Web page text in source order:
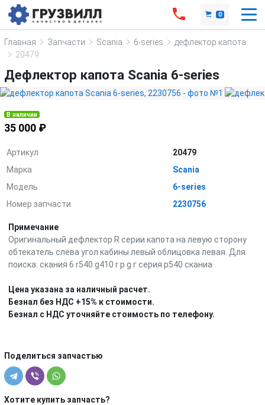
0
Главная Запчасти Scania 6-series
дефлектор капота
20479
Дефлектор капота Scania 6-series
В наличии
35 000 ₽
Артикул
20479
Марка
Scania
Модель
6-series
Номер запчасти
2230756
Примечание
Оригинальный дефлектор R серии капота на левую сторону
обтекатель слева угол кабины левый облицовка левая. Для
поиска: скания 6 r540 g410 r р g г серия р540 сканиа
Цена указана за наличный расчет.
Безнал без НДС +15% к стоимости.
Безнал с НДС уточняйте стоимость по телефону.
Поделиться запчастью
Хотите купить запчасть?